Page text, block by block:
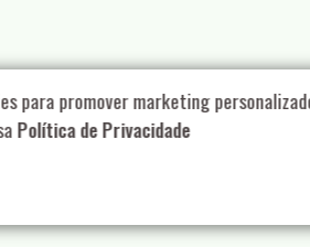
para promover marketing
Política de Privacidade